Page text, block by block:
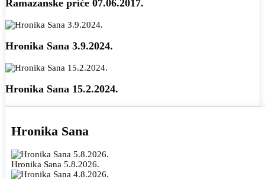
Ramazanske priče 07.06.2017.
Hronika Sana 3.9.2024.
Hronika Sana 15.2.2024.
Hronika Sana
Hronika Sana 5.8.2026.